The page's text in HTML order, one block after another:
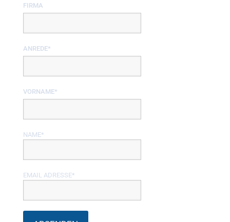
FIRMA
ANREDE*
VORNAME*
NAME*
EMAIL ADRESSE*